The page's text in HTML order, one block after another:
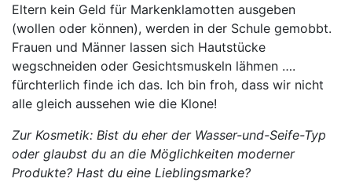
Eltern kein Geld für Markenklamotten ausgeben
(wollen oder können), werden in der Schule gemobbt.
Frauen und Männer lassen sich Hautstücke
wegschneiden oder Gesichtsmuskeln lähmen ….
fürchterlich finde ich das. Ich bin froh, dass wir nicht
alle gleich aussehen wie die Klone!
Zur Kosmetik: Bist du eher der Wasser-und-Seife-Typ
oder glaubst du an die Möglichkeiten moderner
Produkte? Hast du eine Lieblingsmarke?